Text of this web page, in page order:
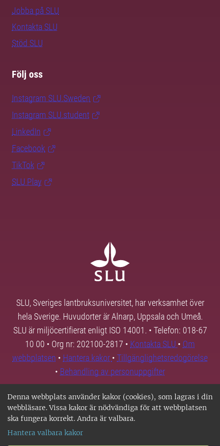
Denna webbplats använder kakor (cookies), som lagras i din
webbläsare. Vissa kakor är nödvändiga för att webbplatsen
ska fungera korrekt. Andra är valbara.
Hantera valbara kakor
Jobba på SLU
Kontakta SLU
Stöd SLU
Följ oss
Instagram SLU.Sweden
Instagram SLU.student
LinkedIn
Facebook
TikTok
SLU Play
SLU, Sveriges lantbruksuniversitet, har verksamhet över
hela Sverige. Huvudorter är Alnarp, Uppsala och Umeå.
SLU är miljöcertifierat enligt ISO 14001. • Telefon: 018-67
10 00 • Org nr: 202100-2817 • Kontakta SLU • Om
webbplatsen • Hantera kakor • Tillgänglighetsredogörelse
• Behandling av personuppgifter